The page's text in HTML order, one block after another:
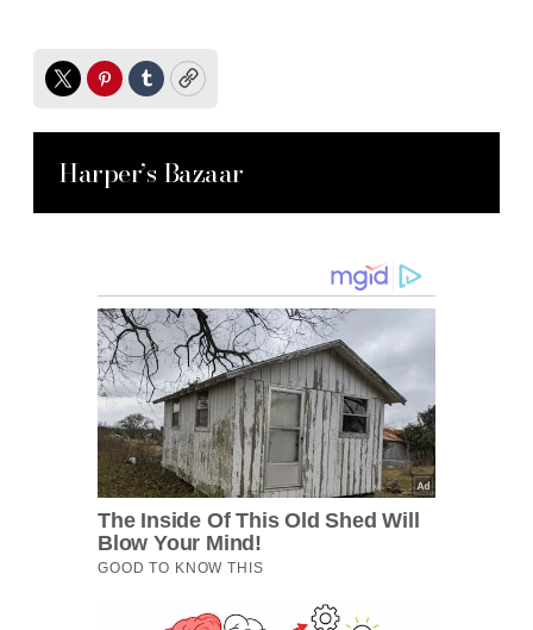
TwitterPinterest
TumblrCopy
Harper’s Bazaar